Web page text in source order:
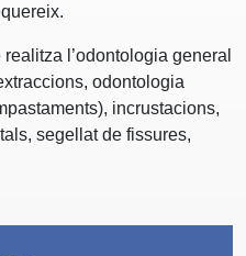
l’odontologia general
odontologia
incrustacions,
segellat de fissures,